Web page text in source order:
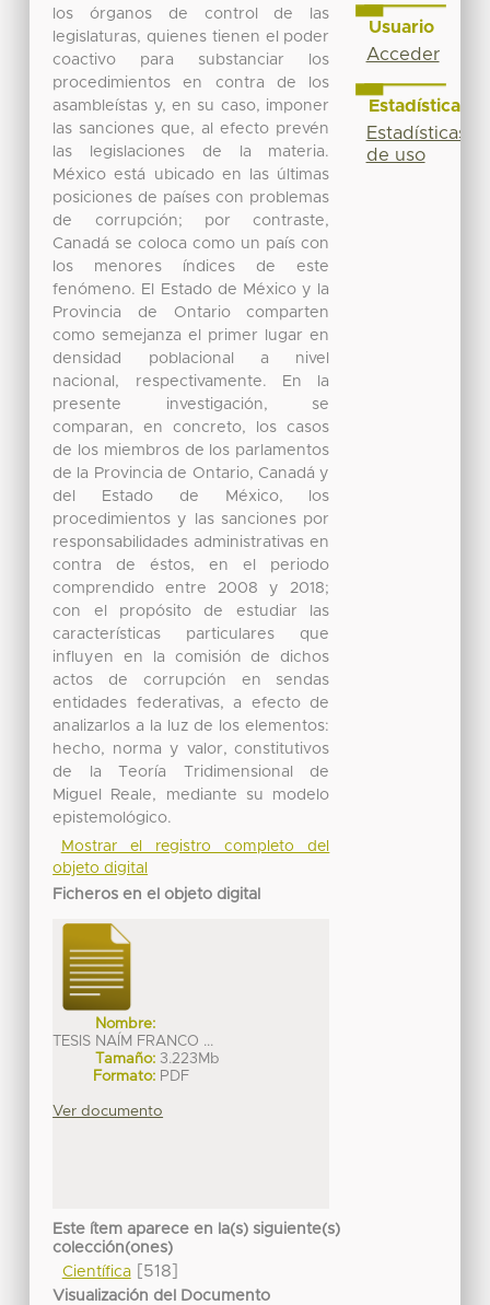
los órganos de control de las
legislaturas, quienes tienen el poder
coactivo para substanciar los
procedimientos en contra de los
asambleístas y, en su caso, imponer
las sanciones que, al efecto prevén
las legislaciones de la materia.
México está ubicado en las últimas
posiciones de países con problemas
de corrupción; por contraste,
Canadá se coloca como un país con
los menores índices de este
fenómeno. El Estado de México y la
Provincia de Ontario comparten
como semejanza el primer lugar en
densidad poblacional a nivel
nacional, respectivamente. En la
presente investigación, se
comparan, en concreto, los casos
de los miembros de los parlamentos
de la Provincia de Ontario, Canadá y
del Estado de México, los
procedimientos y las sanciones por
responsabilidades administrativas en
contra de éstos, en el periodo
comprendido entre 2008 y 2018;
con el propósito de estudiar las
características particulares que
influyen en la comisión de dichos
actos de corrupción en sendas
entidades federativas, a efecto de
analizarlos a la luz de los elementos:
hecho, norma y valor, constitutivos
de la Teoría Tridimensional de
Miguel Reale, mediante su modelo
epistemológico.
Mostrar el registro completo del
objeto digital
Ficheros en el objeto digital
Nombre:
TESIS NAÍM FRANCO ...
Tamaño: 3.223Mb
Formato: PDF
Ver documento
Este ítem aparece en la(s) siguiente(s)
colección(ones)
Científica[518]
Visualización del Documento
Usuario
Acceder
Estadísticas
Estadísticas
de uso